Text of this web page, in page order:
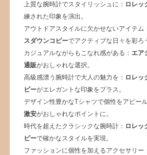
上質な腕時計でスタイリッシュに： ロレッ
練された印象を演出。
アウトドアスタイルに欠かせないアイテム
スダウンコピーでアクティブな日々を彩ろ
カジュアルながらもこなれ感がある： エア
通販がおしゃれな選択。
高級感漂う腕時計で大人の魅力を： ロレッ
ピーがエレガントな印象をプラス。
デザイン性豊かなTシャツで個性をアピール
激安がおしゃれなポイントに。
時代を超えたクラシックな腕時計： ロレッ
ピーで確かなスタイルを実現。
ファッションに個性を加えるアクセサリー